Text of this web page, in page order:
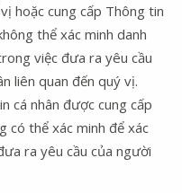
hoặc cung cấp Thông tin
thể xác minh danh
việc đưa ra yêu cầu
liên quan đến quý vị.
cá nhân được cung cấp
có thể xác minh để xác
ra yêu cầu của người